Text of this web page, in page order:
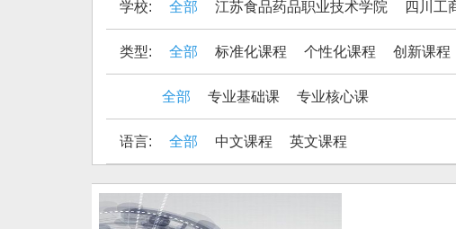
学校: 全部 江苏食品药品职业技术学院 四川工
类型: 全部 标准化课程 个性化课程 创新课程
全部 专业基础课 专业核心课
语言: 全部 中文课程 英文课程